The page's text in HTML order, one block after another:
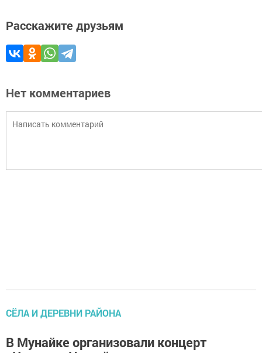
Расскажите друзьям
Нет комментариев
СЁЛА И ДЕРЕВНИ РАЙОНА
В Мунайке организовали концерт